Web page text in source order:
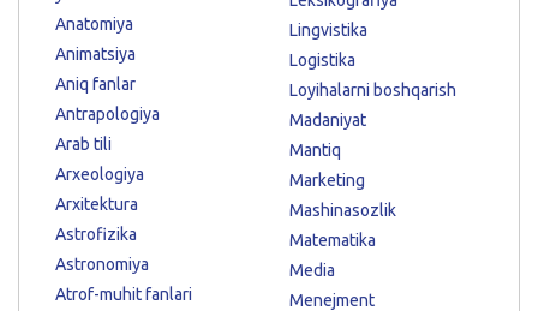
Anatomiya
Animatsiya
Aniq fanlar
Antrapologiya
Arab tili
Arxeologiya
Arxitektura
Astrofizika
Astronomiya
Atrof-muhit fanlari
Lingvistika
Logistika
Loyihalarni boshqarish
Madaniyat
Mantiq
Marketing
Mashinasozlik
Matematika
Media
Menejment